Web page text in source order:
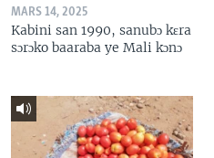
MARS 14, 2025
Kabini san 1990, sanubɔ kɛra
sɔrɔko baaraba ye Mali kɔnɔ